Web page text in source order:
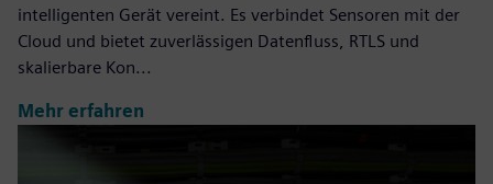
intelligenten Gerät vereint. Es verbindet Sensoren mit der
Cloud und bietet zuverlässigen Datenfluss, RTLS und
skalierbare Kon...
Mehr erfahren